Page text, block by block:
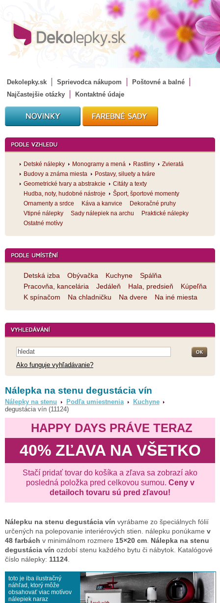
Dekolepky.sk Sprievodca nákupom
Poštovné a balné
Najčastejšie otázky
Kontaktné údaje
Detské nálepky Monogramy a mená Rastliny
Zvieratá
Budovy a známa miesta
Postavy, siluety a tváre
Geometrické tvary a abstrakcie
Citáty a texty
Hudba, noty, hudobné nástroje
Šport, športové momenty
Ornamenty a srdce
Káva a kanvice
Dekoračné pruhy
Vtipné nálepky
Sady nálepiek na archu
Praktické nálepky
Ostatné motívy
Detská izba Obývačka Kuchyne
Spálňa
Pracovňa, kancelária
Jedáleň Hala, predsieň
Kúpeľňa
K spínačom
Na chladničku Na dvere Na iné miesta
Ako funguje vyhľadávanie?
Nálepka na stenu degustácia vín
Nálepky na stenu Podľa umiestnenia
Kuchyne
degustácia vín (11124)
HAPPY DAYS PRÁVE TERAZ
40% ZĽAVA NA VŠETKO
Stačí pridať tovar do košíka a zľava sa zobrazí ako
posledná položka pred celkovou sumou. Ceny v
detailoch tovaru sú pred zľavou!
Nálepku na stenu degustácia vín vyrábame zo špeciálnych fólií
určených na polepovanie interiérových stien. nálepku ponúkame v
48 farbách v minimálnom rozmere 15×20 cm Nálepka na stenu
degustácia vín ozdobí stenu každého bytu či nábytok. Katalógové
číslo nálepky: 11124
toto je iba ilustračný
náhľad, ktorý môže
obsahovať viac motívov
nálepiek naraz